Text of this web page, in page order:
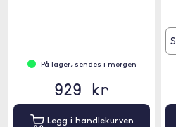
På lager, sendes i morgen
929 kr
Legg i handlekurven